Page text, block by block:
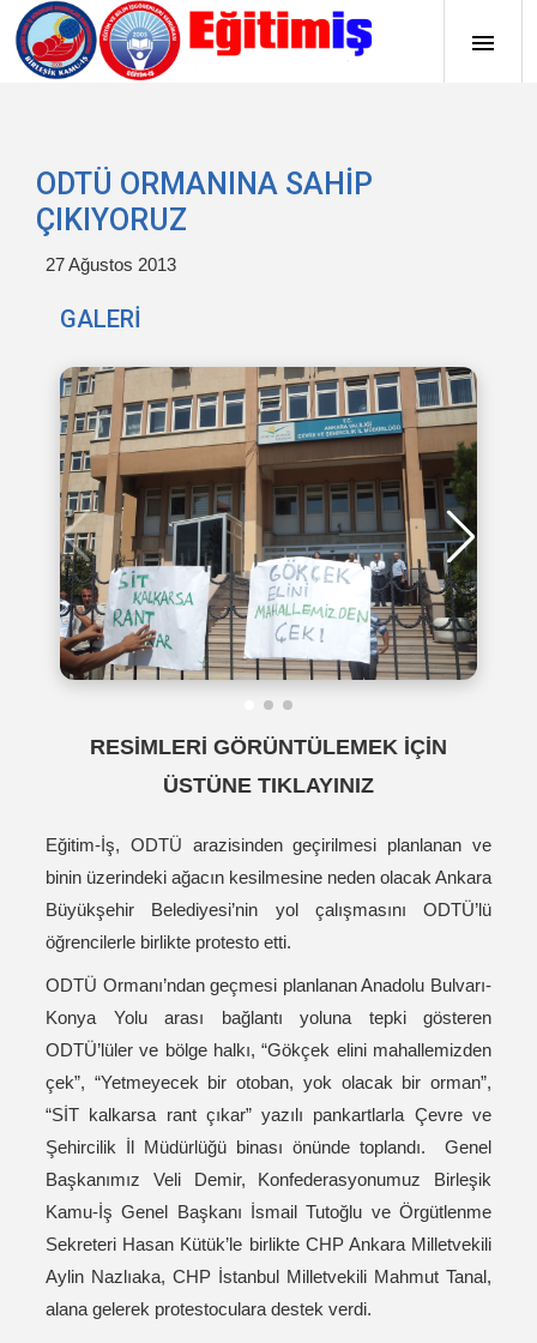
ODTÜ ORMANINA SAHİP
ÇIKIYORUZ
27 Ağustos 2013
GALERİ
RESİMLERİ GÖRÜNTÜLEMEK İÇİN
ÜSTÜNE TIKLAYINIZ
Eğitim-İş, ODTÜ arazisinden geçirilmesi planlanan ve
binin üzerindeki ağacın kesilmesine neden olacak Ankara
Büyükşehir Belediyesi’nin yol çalışmasını ODTÜ’lü
öğrencilerle birlikte protesto etti.
ODTÜ Ormanı’ndan geçmesi planlanan Anadolu Bulvarı-
Konya Yolu arası bağlantı yoluna tepki gösteren
ODTÜ’lüler ve bölge halkı, “Gökçek elini mahallemizden
çek”, “Yetmeyecek bir otoban, yok olacak bir orman”,
“SİT kalkarsa rant çıkar” yazılı pankartlarla Çevre ve
Şehircilik İl Müdürlüğü binası önünde toplandı. Genel
Başkanımız Veli Demir, Konfederasyonumuz Birleşik
Kamu-İş Genel Başkanı İsmail Tutoğlu ve Örgütlenme
Sekreteri Hasan Kütük’le birlikte CHP Ankara Milletvekili
Aylin Nazlıaka, CHP İstanbul Milletvekili Mahmut Tanal,
alana gelerek protestoculara destek verdi.